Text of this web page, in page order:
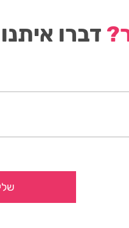
דברו איתנו